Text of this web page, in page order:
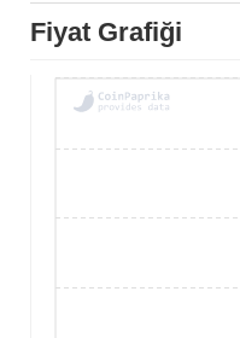
Fiyat Grafiği